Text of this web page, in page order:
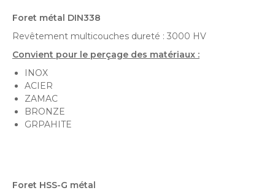
Foret métal DIN338
Revêtement multicouches dureté : 3000 HV
Convient pour le perçage des matériaux :
INOX
ACIER
ZAMAC
BRONZE
GRPAHITE
Foret HSS-G métal